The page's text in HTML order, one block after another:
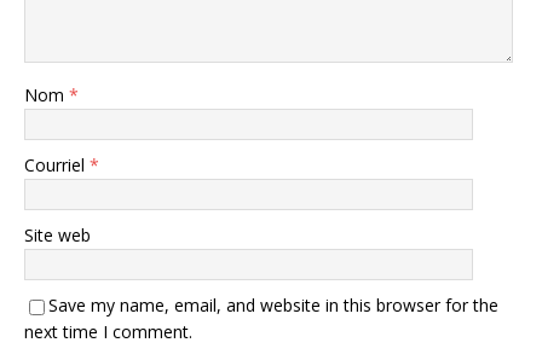
Nom *
Courriel *
Site web
Save my name, email, and website in this browser for the
next time I comment.